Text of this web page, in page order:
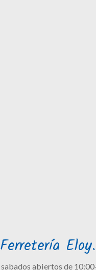
Ferretería
sabados abiertos de